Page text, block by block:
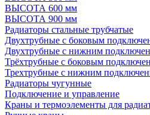
ВЫСОТА 600 мм
ВЫСОТА 900 мм
Радиаторы стальные трубчатые
Двухтрубные с боковым
Двухтрубные с нижним
Трёхтрубные с боковым
Трехтрубные с нижним
Радиаторы чугунные
Подключение и управление
Краны и термоэлементы для